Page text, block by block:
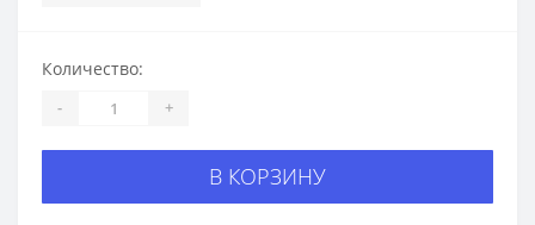
Количество:
- +
В КОРЗИНУ